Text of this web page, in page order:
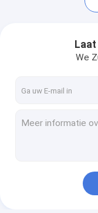
304 roestvrij
naadloze ss pijp
Het blad van
het blad van
We